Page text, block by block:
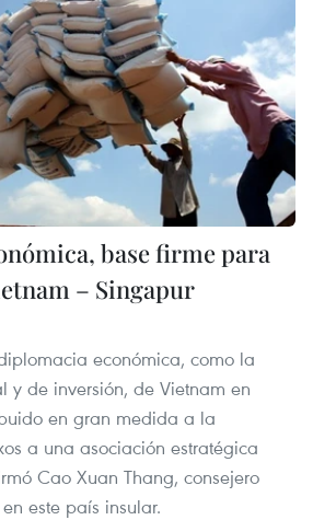
base firme para
– Singapur
económica, como la
y de inversión, de Vietnam en
en gran medida a la
a una asociación estratégica
Cao Xuan Thang, consejero
este país insular.